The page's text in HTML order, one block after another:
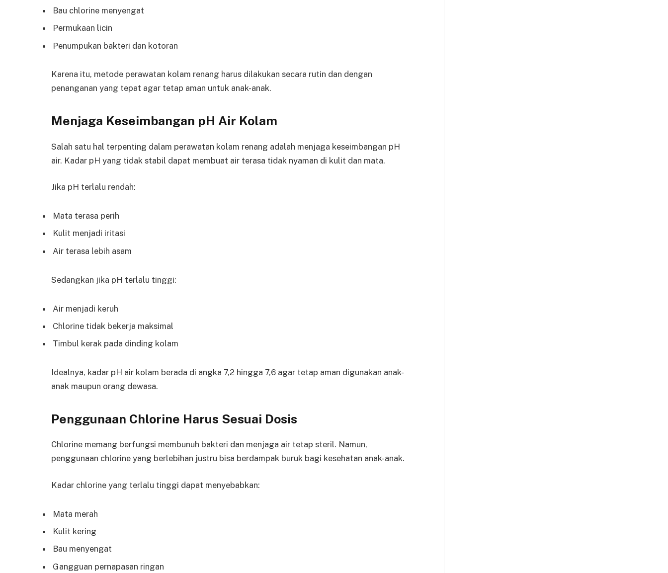
Bau chlorine menyengat
Permukaan licin
Penumpukan bakteri dan kotoran
Karena itu, metode perawatan kolam renang harus dilakukan secara rutin dan dengan
penanganan yang tepat agar tetap aman untuk anak-anak.
Menjaga Keseimbangan pH Air Kolam
Salah satu hal terpenting dalam perawatan kolam renang adalah menjaga keseimbangan pH
air. Kadar pH yang tidak stabil dapat membuat air terasa tidak nyaman di kulit dan mata.
Jika pH terlalu rendah:
Mata terasa perih
Kulit menjadi iritasi
Air terasa lebih asam
Sedangkan jika pH terlalu tinggi:
Air menjadi keruh
Chlorine tidak bekerja maksimal
Timbul kerak pada dinding kolam
Idealnya, kadar pH air kolam berada di angka 7,2 hingga 7,6 agar tetap aman digunakan anak-
anak maupun orang dewasa.
Penggunaan Chlorine Harus Sesuai Dosis
Chlorine memang berfungsi membunuh bakteri dan menjaga air tetap steril. Namun,
penggunaan chlorine yang berlebihan justru bisa berdampak buruk bagi kesehatan anak-anak.
Kadar chlorine yang terlalu tinggi dapat menyebabkan:
Mata merah
Kulit kering
Bau menyengat
Gangguan pernapasan ringan